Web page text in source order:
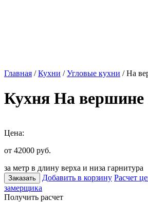
Главная /Кухни /Угловые кухни / На
Кухня На вершине
Цена:
от 42000 руб.
за метр в длину верха и низа гарнитура
Заказать Добавить в корзину Расчет
замерщика
Получить расчет